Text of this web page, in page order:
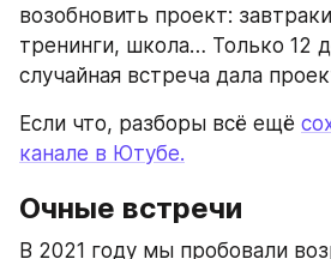
возобновить проект:
тренинги, школа… Только 12
случайная встреча дала
Если что, разборы всё ещё
канале в Ютубе.
Очные встречи
В 2021 году мы пробовали